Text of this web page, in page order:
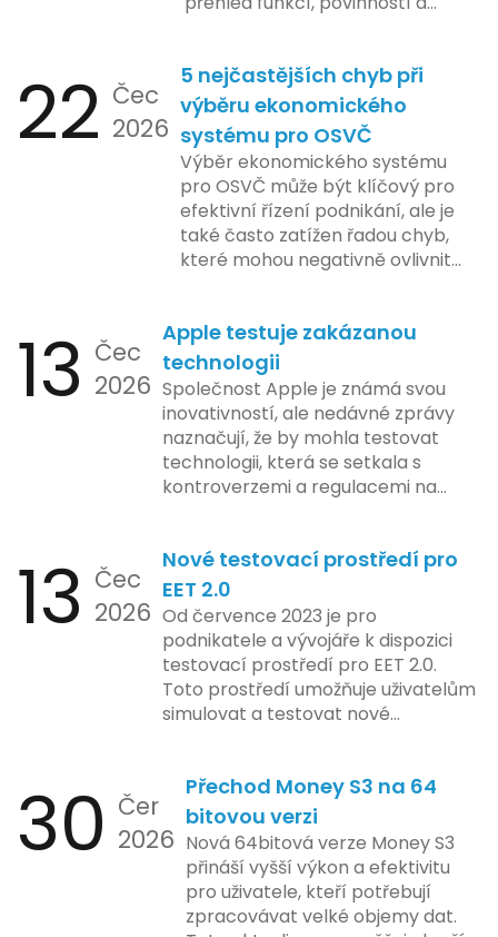
22 Čec
2026
5 nejčastějších chyb při
výběru ekonomického
systému pro OSVČ
Výběr ekonomického systému
pro OSVČ může být klíčový pro
efektivní řízení podnikání, ale je
také často zatížen řadou chyb,
které mohou negativně ovlivnit
by se podnikatelé měli vyvarovat.
13 Čec
2026
Apple testuje zakázanou
technologii
Společnost Apple je známá svou
inovativností, ale nedávné zprávy
naznačují, že by mohla testovat
technologii, která se setkala s
kontroverzemi a regulacemi na
implementace funkce, která by
mohla porušovat určité zákonné
limity na ochranu osobních údajů.
Tato technologie se zaměřuje na
pokročilé sledování uživatelských
aktivit, což vyvolalo obavy ohledně
soukromí a ochrany dat uživatelů.
bezpečnost a ochranu spotřebitelů,
regulační orgány různých zemí jsou
na pozoru a sledují vývoj celého
případu velmi bedlivě. Vedení
společnosti zatím neposkytlo
podrobnější informace o
konkrétních záměrech či časové
13 Čec
2026
Nové testovací prostředí pro
EET 2.0
Od července 2023 je pro
podnikatele a vývojáře k dispozici
testovací prostředí pro EET 2.0.
Toto prostředí umožňuje uživatelům
simulovat a testovat nové
kontrolovaném prostředí. Uživatelé
mají možnost předem se seznámit s
aktualizacemi, a tím lépe připravit
své systémy na oficiální zavedení
nového systému.
30 Čer
2026
Přechod Money S3 na 64
bitovou verzi
Nová 64bitová verze Money S3
přináší vyšší výkon a efektivitu
pro uživatele, kteří potřebují
zpracovávat velké objemy dat.